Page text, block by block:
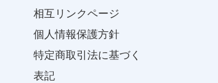
相互リンクページ
個人情報保護方針
特定商取引法に基づく
表記